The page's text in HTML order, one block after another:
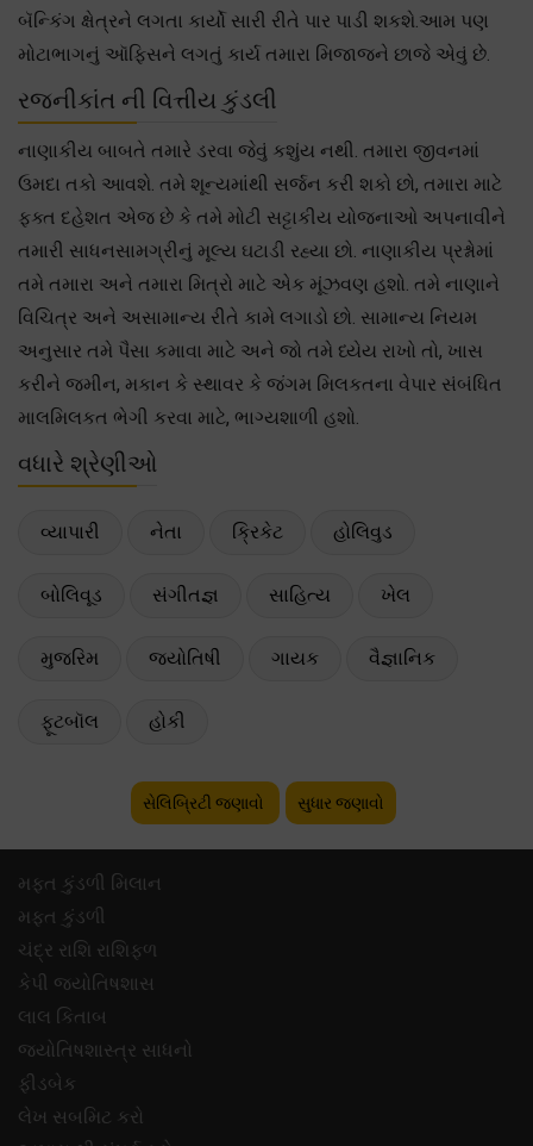
બૅન્કિંગ ક્ષેત્રને લગતા કાર્યો સારી રીતે પાર પાડી શકશે.આમ પણ
મોટાભાગનું ઑફિસને લગતું કાર્ય તમારા મિજાજને છાજે એવું છે.
રજનીકાંત ની વિત્તીય કુંડલી
નાણાકીય બાબતે તમારે ડરવા જેવું કશુંય નથી. તમારા જીવનમાં
ઉમદા તકો આવશે. તમે શૂન્યમાંથી સર્જન કરી શકો છો, તમારા માટે
ફક્ત દહેશત એજ છે કે તમે મોટી સટ્ટાકીય યોજનાઓ અપનાવીને
તમારી સાધનસામગ્રીનું મૂલ્ય ઘટાડી રહ્યા છો. નાણાકીય પ્રશ્નોમાં
તમે તમારા અને તમારા મિત્રો માટે એક મૂંઝવણ હશો. તમે નાણાને
વિચિત્ર અને અસામાન્ય રીતે કામે લગાડો છો. સામાન્ય નિયમ
અનુસાર તમે પૈસા કમાવા માટે અને જો તમે ધ્યેય રાખો તો, ખાસ
કરીને જમીન, મકાન કે સ્થાવર કે જંગમ મિલકતના વેપાર સંબંધિત
માલમિલકત ભેગી કરવા માટે, ભાગ્યશાળી હશો.
વધારે શ્રેણીઓ
વ્યાપારી નેતા ક્રિકેટ હોલિવુડ
બોલિવૂડ સંગીતજ્ઞ સાહિત્ય ખેલ
મુજરિમ જ્યોતિષી ગાયક વૈજ્ઞાનિક
ફૂટબૉલ હોકી
સેલિબ્રિટી જણાવો સુધાર જણાવો
મફ્ત કુંડળી મિલાન
મફ્ત કુંડળી
ચંદ્ર રાશિ રાશિફળ
કેપી જ્યોતિષશાસ
લાલ કિતાબ
જ્યોતિષશાસ્ત્ર સાધનો
ફીડબેક
લેખ સબમિટ કરો